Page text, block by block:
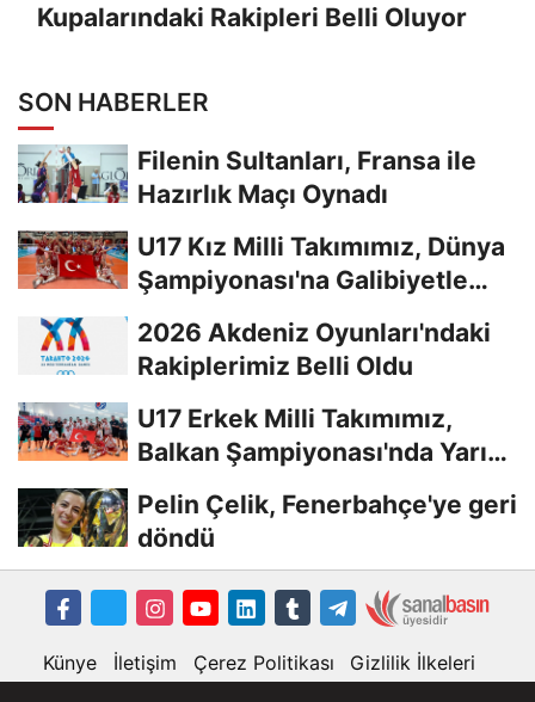
Kupalarındaki Rakipleri Belli Oluyor
SON HABERLER
Filenin Sultanları, Fransa ile
Hazırlık Maçı Oynadı
U17 Kız Milli Takımımız, Dünya
Şampiyonası'na Galibiyetle
2026 Akdeniz Oyunları'ndaki
Rakiplerimiz Belli Oldu
U17 Erkek Milli Takımımız,
Balkan Şampiyonası'nda Yarı
Pelin Çelik, Fenerbahçe'ye geri
döndü
Künye İletişim Çerez Politikası Gizlilik İlkeleri